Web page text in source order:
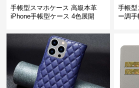
手帳型スマホケース 高級本革
iPhone手帳型ケース 4色展開
手帳
ー調